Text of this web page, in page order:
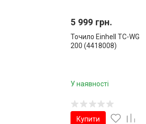
5 999 грн.
Точило Einhell TC-WG
200 (4418008)
У наявності
Купити